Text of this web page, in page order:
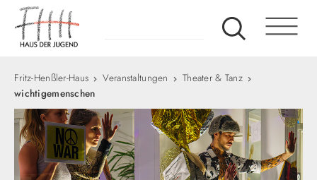
Fritz-Henßler-Haus Veranstaltungen
Theater & Tanz
wichtigemenschen​